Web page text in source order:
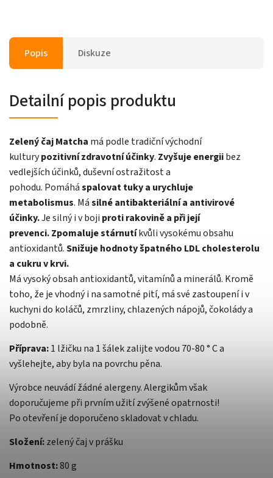
Popis Diskuze
Detailní popis produktu
Zelený čaj Matcha má podle tradiční východní
kulturypozitivní zdravotní účinky. Zvyšuje energiibez
vedlejších účinků, duševní ostražitost a
pohodu. Pomáháspalovat tuky a urychluje
metabolismus. Másilné antibakteriální a antivirové
účinky.Je silný i v boji proti rakovině a při její
prevenci.Zpomaluje stárnutíkvůli vysokému obsahu
antioxidantů.Snižuje hodnoty špatného LDL cholesterolu
a cukru v krvi.
Má vysoký obsah antioxidantů, vitamínů a minerálů. Kromě
toho, že je vhodný i na samotné pití, má své zastoupení i v
kuchyni do koláčů, zmrzliny, chlazených nápojů, čokolády a
podobně.
Příprava:1 lžičku na 1 šálek zalijte vodou 70-80 ° C a
vyšlehejte, aby byla na povrchu pěna.
Výrobce neuvádí žádné alergeny. Alergikům však
doporučujeme při prvním užití zvýšené opatrnosti!
Po otevření je doporučeno skladovat v chladu.
Složení:zelený čaj v prášku
Hmotnost:80 g